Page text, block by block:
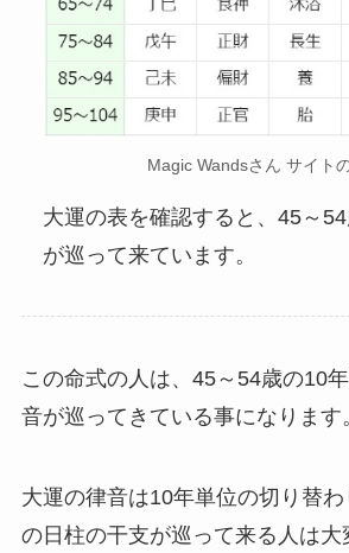
Magic Wandsさん サイト
大運の表を確認すると、 45～
が巡って来ています。
この命式の人は、 45～54歳の10
音が巡ってきている事になります
大運の律音は10年単位の切り替
の日柱の干支が巡って来る人は大